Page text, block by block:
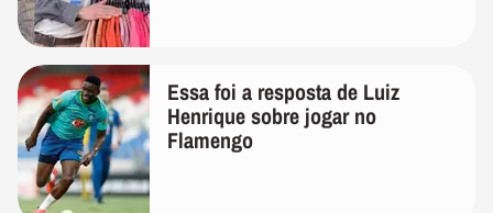
Essa foi a resposta de Luiz
Henrique sobre jogar no
Flamengo